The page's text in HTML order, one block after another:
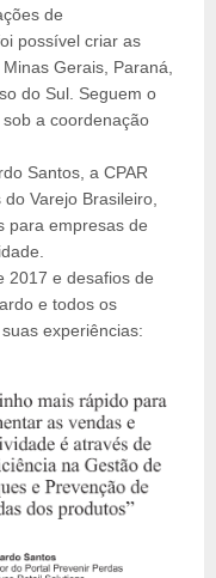
de
possível criar as
Gerais, Paraná,
do Sul. Seguem o
a coordenação
Santos, a CPAR
Varejo Brasileiro,
para empresas de
2017 e desafios de
e todos os
experiências: